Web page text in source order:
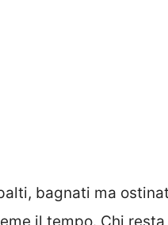
bagnati ma
il tempo. Chi